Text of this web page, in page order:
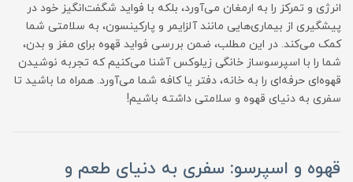
انرژی و تمرکز را به ارمغان می‌آورد، بلکه با فواید شگفت‌انگیز خود در
پیشگیری از بیماری‌هایی مانند آلزایمر و پارکینسون، به سلامتی شما
کمک می‌کند. در این مطلب، ضمن بررسی فواید قهوه برای مغز و بدن،
شما را با اسپرسوساز خانگی زیلوکس آشنا می‌کنیم که تجربه نوشیدن
قهوه‌ای حرفه‌ای را به خانه، دفتر یا کافه شما می‌آورد. همراه ما باشید تا
سفری به دنیای قهوه و سلامتی داشته باشیم!
قهوه و اسپرسو: سفری به دنیای طعم و